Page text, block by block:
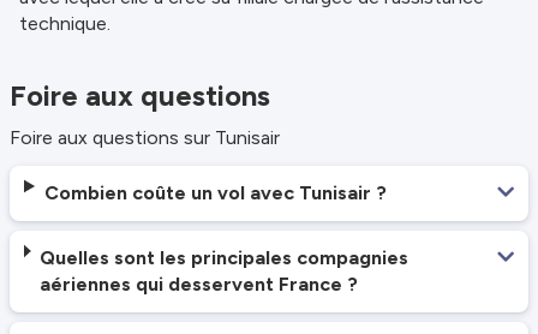
technique.
Foire aux questions
Foire aux questions sur Tunisair
Combien coûte un vol avec Tunisair ?
Quelles sont les principales compagnies
aériennes qui desservent France ?